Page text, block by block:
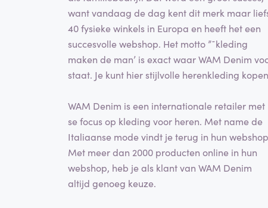
want vandaag de dag kent dit merk maar
40 fysieke winkels in Europa en heeft het een
succesvolle webshop. Het motto ”˜kleding
maken de man’ is exact waar WAM Denim
staat. Je kunt hier stijlvolle herenkleding
WAM Denim is een internationale retailer met
se focus op kleding voor heren. Met name de
Italiaanse mode vindt je terug in hun
Met meer dan 2000 producten online in hun
webshop, heb je als klant van WAM Denim
altijd genoeg keuze.